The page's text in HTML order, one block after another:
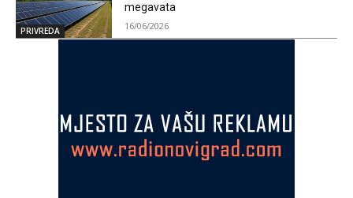
PRIVREDA
megavata
16/06/2026